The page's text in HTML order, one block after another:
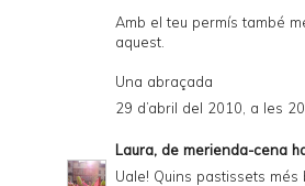
Amb el teu permís també
aquest.
Una abraçada
29 d’abril del 2010, a les
Laura, de merienda-cena
Uale! Quins pastissets més